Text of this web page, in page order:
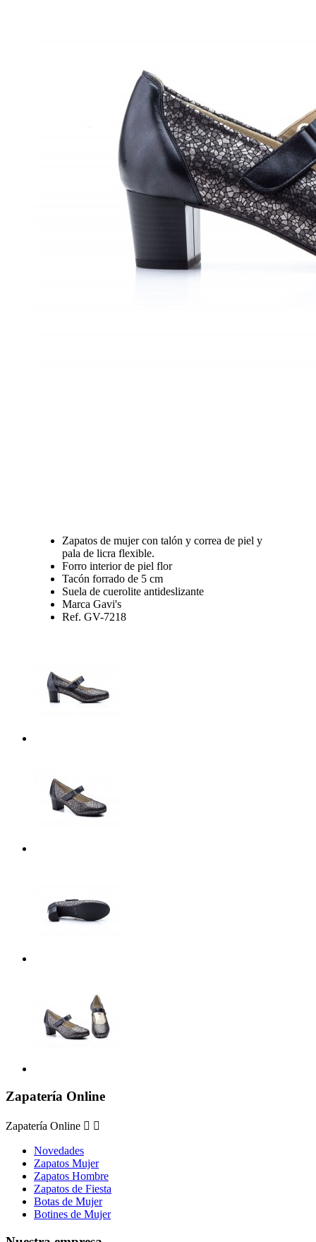
Zapatos de mujer con talón y correa de piel y
pala de licra flexible.
Forro interior de piel flor
Tacón forrado de 5 cm
Suela de cuerolite antideslizante
Marca Gavi's
Ref. GV-7218
Zapatería Online
Zapatería Online  
Novedades
Zapatos Mujer
Zapatos Hombre
Zapatos de Fiesta
Botas de Mujer
Botines de Mujer